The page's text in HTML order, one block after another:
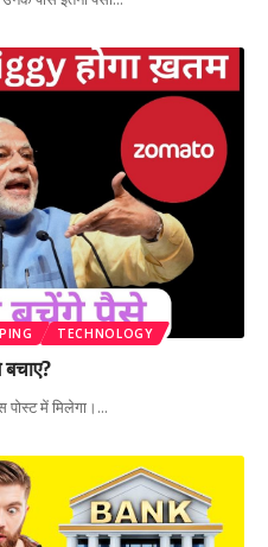
TECHNOLOGY
पोस्ट में मिलेगा। …